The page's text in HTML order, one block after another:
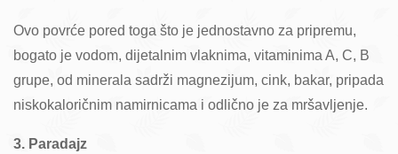
Ovo povrće pored toga što je jednostavno za pripremu,
bogato je vodom, dijetalnim vlaknima, vitaminima A, C, B
grupe, od minerala sadrži magnezijum, cink, bakar, pripada
niskokaloričnim namirnicama i odlično je za mršavljenje.
3. Paradajz